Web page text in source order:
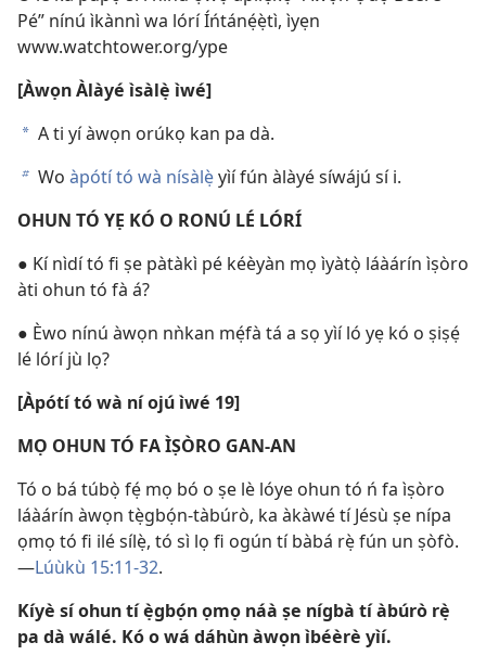
Pé” nínú ìkànnì wa lórí Íńtánẹ́ẹ̀tì, ìyẹn
www.watchtower.org/ype
[Àwọn Àlàyé ìsàlẹ̀ ìwé]
a A ti yí àwọn orúkọ kan pa dà.
b Wo àpótí tó wà nísàlẹ̀yìí fún àlàyé síwájú sí i.
OHUN TÓ YẸ KÓ O RONÚ LÉ LÓRÍ
● Kí nìdí tó fi ṣe pàtàkì pé kéèyàn mọ ìyàtọ̀ láàárín ìṣòro
àti ohun tó fà á?
● Èwo nínú àwọn nǹkan mẹ́fà tá a sọ yìí ló yẹ kó o ṣiṣẹ́
lé lórí jù lọ?
[Àpótí tó wà ní ojú ìwé 19]
MỌ OHUN TÓ FA ÌṢÒRO GAN-AN
Tó o bá túbọ̀ fẹ́ mọ bó o ṣe lè lóye ohun tó ń fa ìṣòro
láàárín àwọn tẹ̀gbọ́n-tàbúrò, ka àkàwé tí Jésù ṣe nípa
ọmọ tó fi ilé sílẹ̀, tó sì lọ fi ogún tí bàbá rẹ̀ fún un ṣòfò.
—Lúùkù 15:11-32.
Kíyè sí ohun tí ẹ̀gbọ́n ọmọ náà ṣe nígbà tí àbúrò rẹ̀
pa dà wálé. Kó o wá dáhùn àwọn ìbéèrè yìí.